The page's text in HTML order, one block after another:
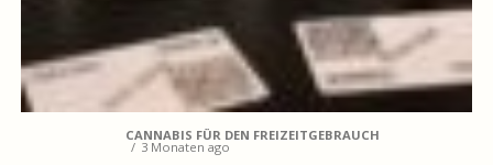
CANNABIS FÜR DEN FREIZEITGEBRAUCH
3 Monaten ago